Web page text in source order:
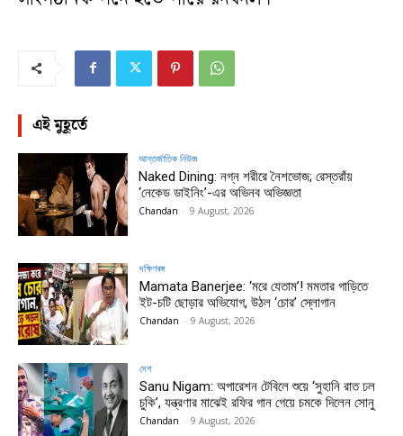
এই মুহূর্তে
আন্তর্জাতিক নিউজ
Naked Dining: নগ্ন শরীরে নৈশভোজ; রেস্তরাঁয়
‘নেকেড ডাইনিং’-এর অভিনব অভিজ্ঞতা
Chandan - 9 August, 2026
দক্ষিণবঙ্গ
Mamata Banerjee: ‘মরে যেতাম’! মমতার গাড়িতে
ইট-চটি ছোড়ার অভিযোগ, উঠল ‘চোর’ স্লোগান
Chandan - 9 August, 2026
দেশ
Sanu Nigam: অপারেশন টেবিলে শুয়ে ‘সুহানি রাত ঢল
চুকি’, যন্ত্রণার মাঝেই রফির গান গেয়ে চমকে দিলেন সোনু
Chandan - 9 August, 2026